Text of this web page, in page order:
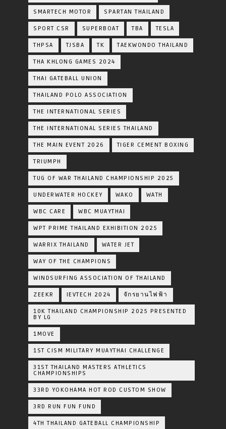
SMARTECH MOTOR SPARTAN THAILAND
SPORT CSR SUPERBOAT TBA TESLA
THPSA TJSBA TK TAEKWONDO THAILAND
THA KHLONG GAMES 2024
THAI GATEBALL UNION
THAILAND POLO ASSOCIATION
THE INTERNATIONAL SERIES
THE INTERNATIONAL SERIES THAILAND
THE MAIN EVENT 2026 TIGER CEMENT BOXING
TRIUMPH
TUG OF WAR THAILAND CHAMPIONSHIP 2025
UNDERWATER HOCKEY WAKO WATH
WBC CARE WBC MUAYTHAI
WPT PRIME THAILAND EXHIBITION 2025
WARRIX THAILAND WATER JET
WAY OF THE CHAMPIONS
WINDSURFING ASSOCIATION OF THAILAND
ZEEKR IEVTECH 2024 จักรยานไฟฟ้า
10K THAILAND CHAMPIONSHIP 2025 PRESENTED
BY LG
1MOVE
1ST CISM MILITARY MUAYTHAI CHALLENGE
31ST THAILAND MASTERS ATHLETICS
CHAMPIONSHIPS
33RD YOKOHAMA HOT ROD CUSTOM SHOW
3RD RUN FUN FUND
4TH THAILAND GATEBALL CHAMPIONSHIP